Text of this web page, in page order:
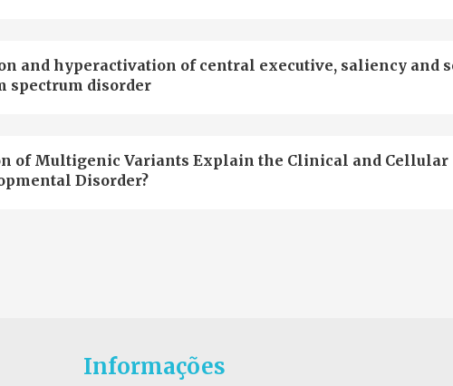
and hyperactivation of central executive, saliency and
spectrum disorder
of Multigenic Variants Explain the Clinical and Cellular
Disorder?
Informações